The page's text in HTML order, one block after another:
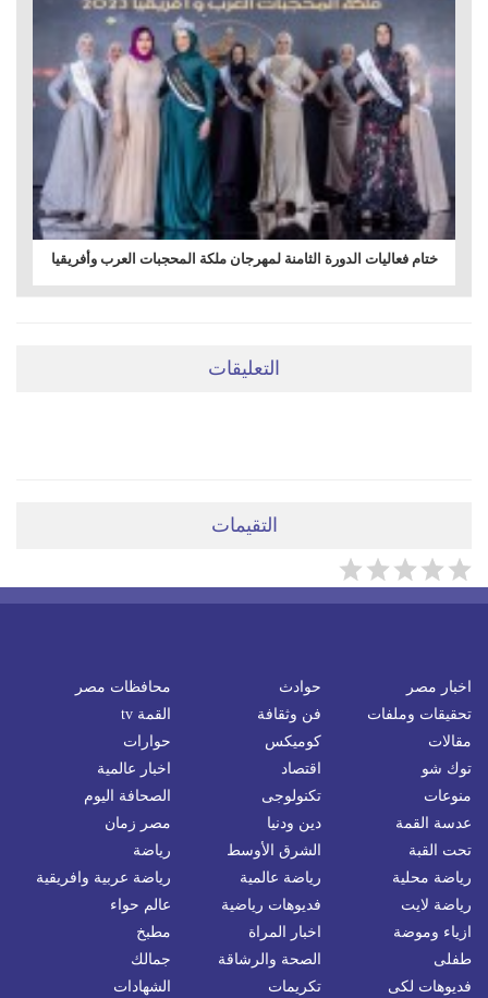
ختام فعاليات الدورة الثامنة لمهرجان ملكة المحجبات العرب وأفريقيا
التعليقات
التقيمات
اخبار مصر حوادث
محافظات مصر
تحقيقات وملفات
فن وثقافة
القمة tv
مقالات
كوميكس
حوارات
توك شو
اقتصاد
اخبار عالمية
منوعات
تكنولوجى
الصحافة اليوم
عدسة القمة
دين ودنيا
مصر زمان
تحت القبة
الشرق الأوسط
رياضة
رياضة محلية
رياضة عالمية
رياضة عربية وافريقية
رياضة لايت
فديوهات رياضية
عالم حواء
ازياء وموضة
اخبار المراة
مطبخ
طفلى
الصحة والرشاقة
جمالك
فديوهات لكى
تكريمات الشهادات